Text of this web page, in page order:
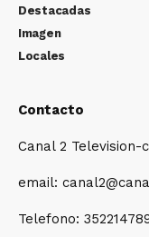
Destacadas
Imagen
Locales
Contacto
Canal 2 Television-
email:
Telefono: